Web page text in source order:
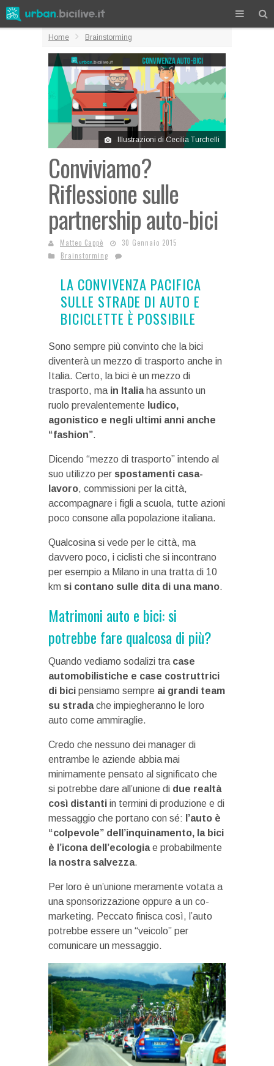
Home Brainstorming
Illustrazioni di Cecilia Turchelli
Conviviamo?
Riflessione sulle
partnership auto-bici
Matteo Cappè
30 Gennaio 2015
Brainstorming
LA CONVIVENZA PACIFICA
SULLE STRADE DI AUTO E
BICICLETTE È POSSIBILE
Sono sempre più convinto che la bici
diventerà un mezzo di trasporto anche in
Italia. Certo, la bici è un mezzo di
trasporto, ma in Italiaha assunto un
ruolo prevalentemente ludico,
agonistico e negli ultimi anni anche
“fashion”.
Dicendo “mezzo di trasporto” intendo al
suo utilizzo per spostamenti casa-
lavoro, commissioni per la città,
accompagnare i figli a scuola, tutte azioni
poco consone alla popolazione italiana.
Qualcosina si vede per le città, ma
davvero poco, i ciclisti che si incontrano
per esempio a Milano in una tratta di 10
km si contano sulle dita di una mano.
Matrimoni auto e bici: si
potrebbe fare qualcosa di più?
Quando vediamo sodalizi tra case
automobilistiche e case costruttrici
di bici pensiamo sempre ai grandi team
su stradache impiegheranno le loro
auto come ammiraglie.
Credo che nessuno dei manager di
entrambe le aziende abbia mai
minimamente pensato al significato che
si potrebbe dare all’unione di due realtà
così distanti in termini di produzione e di
messaggio che portano con sé: l’auto è
“colpevole” dell’inquinamento, la bici
è l’icona dell’ecologiae probabilmente
la nostra salvezza.
Per loro è un’unione meramente votata a
una sponsorizzazione oppure a un co-
marketing. Peccato finisca così, l’auto
potrebbe essere un “veicolo” per
comunicare un messaggio.